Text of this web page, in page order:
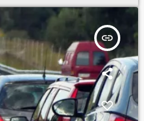
insert_link